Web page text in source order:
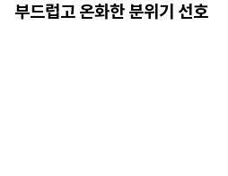
부드럽고 온화한 분위기 선호